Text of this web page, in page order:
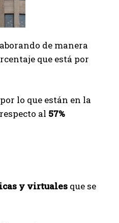
de manera
que está por
por lo que están en la
al 57%
y virtuales que se